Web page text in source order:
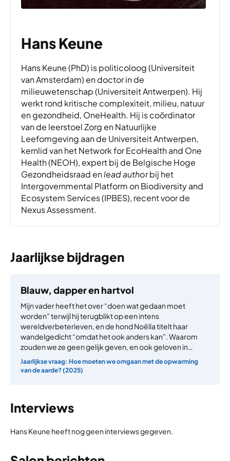
Hans Keune
Hans Keune (PhD) is politicoloog (Universiteit
van Amsterdam) en doctor in de
milieuwetenschap (Universiteit Antwerpen). Hij
werkt rond kritische complexiteit, milieu, natuur
en gezondheid, OneHealth. Hij is coördinator
van de leerstoel Zorg en Natuurlijke
Leefomgeving aan de Universiteit Antwerpen,
kernlid van het Network for EcoHealth and One
Health (NEOH), expert bij de Belgische Hoge
Gezondheidsraad enlead authorbij het
Intergovernmental Platform on Biodiversity and
Ecosystem Services (IPBES), recent voor de
Nexus Assessment.
Jaarlijkse bijdragen
Blauw, dapper en hartvol
Mijn vader heeft het over “doen wat gedaan moet
worden” terwijl hij terugblikt op een intens
wereldverbeterleven, en de hond Noëlla titelt haar
wandelgedicht “omdat het ook anders kan”. Waarom
zouden we ze geen gelijk geven, en ook geloven in…
Jaarlijkse vraag: Hoe moeten we omgaan met de opwarming
van de aarde? (2025)
Interviews
Hans Keune heeft nog geen interviews gegeven.